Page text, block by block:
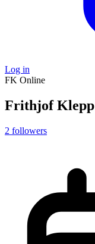
Log in
FK Online
Frithjof Klepp
2 followers